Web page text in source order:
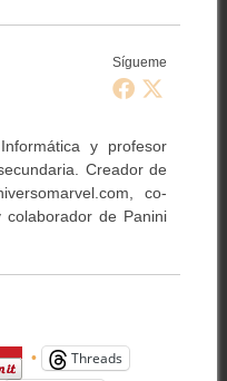
Sígueme
y profesor
Creador de
co-
de Panini
Threads